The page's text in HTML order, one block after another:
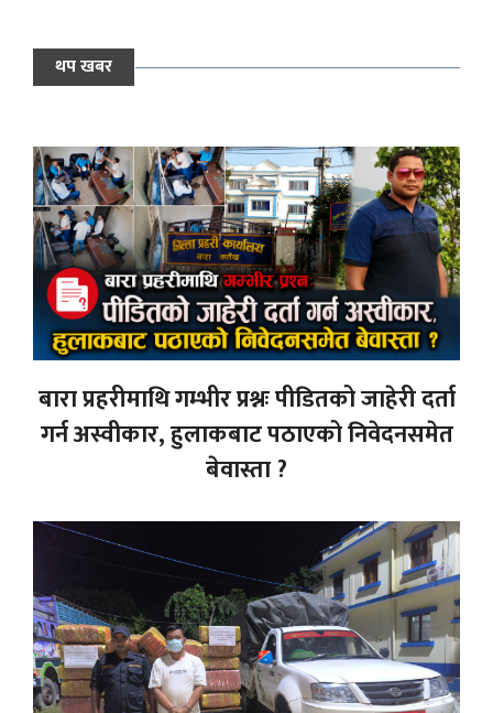
थप खबर
बारा प्रहरीमाथि गम्भीर प्रश्नः पीडितको जाहेरी दर्ता
गर्न अस्वीकार, हुलाकबाट पठाएको निवेदनसमेत
बेवास्ता ?